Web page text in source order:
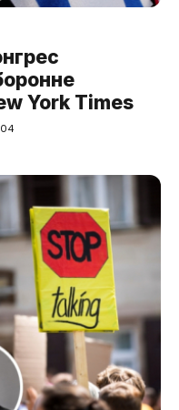
York Times